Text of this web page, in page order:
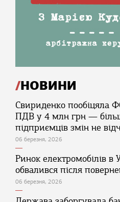
НОВИНИ
Свириденко пообіцяла
ПДВ у 4 млн грн —
підприємців змін не
06 березня, 2026
Ринок електромобілів в
обвалився після
06 березня, 2026